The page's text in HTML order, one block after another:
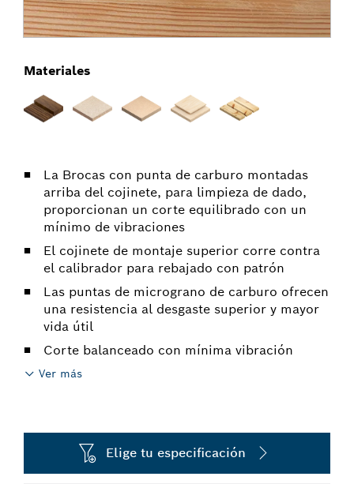
La Brocas con punta de carburo montadas
arriba del cojinete, para limpieza de dado,
proporcionan un corte equilibrado con un
mínimo de vibraciones
El cojinete de montaje superior corre contra
el calibrador para rebajado con patrón
Las puntas de micrograno de carburo ofrecen
una resistencia al desgaste superior y mayor
vida útil
Corte balanceado con mínima vibración
Ver más
Materiales
Elige tu especificación